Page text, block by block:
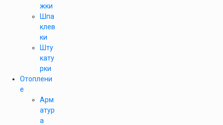
жки
Шпа
клев
ки
Шту
кату
рки
Отоплени
е
Арм
атур
а